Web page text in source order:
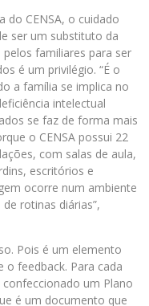
do CENSA, o cuidado
ser um substituto da
familiares para ser
é um privilégio. “É o
a família se implica no
intelectual
se faz de forma mais
o CENSA possui 22
com salas de aula,
escritórios e
ocorre num ambiente
rotinas diárias”,
Pois é um elemento
feedback. Para cada
um Plano
é um documento que